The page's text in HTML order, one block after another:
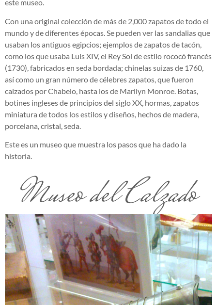
este museo.
Con una original colección de más de 2,000 zapatos de todo el
mundo y de diferentes épocas. Se pueden ver las sandalias que
usaban los antiguos egipcios; ejemplos de zapatos de tacón,
como los que usaba Luis XIV, el Rey Sol de estilo rococó francés
(1730), fabricados en seda bordada; chinelas suizas de 1760,
así como un gran número de célebres zapatos, que fueron
calzados por Chabelo, hasta los de Marilyn Monroe. Botas,
botines ingleses de principios del siglo XX, hormas, zapatos
miniatura de todos los estilos y diseños, hechos de madera,
porcelana, cristal, seda.
Este es un museo que muestra los pasos que ha dado la
historia.
Museo del Calzado